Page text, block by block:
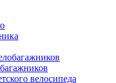
велосипеда